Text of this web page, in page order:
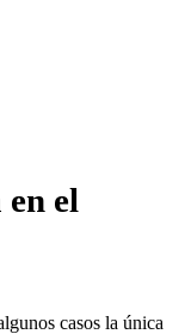
el
casos la única